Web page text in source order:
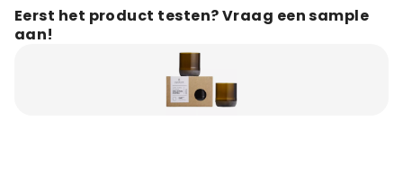
Eerst het product testen? Vraag een sample
aan!